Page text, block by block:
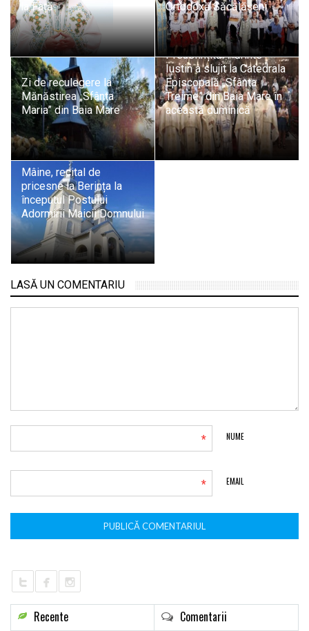
la Față
Ortodoxă Săcălășeni
Zi de reculegere la
Mănăstirea „Sfânta
Maria” din Baia Mare
Preasfințitul Părinte
Iustin a slujit la Catedrala
Episcopală „Sfânta
Treime” din Baia Mare în
această duminică
Mâine, recital de
pricesne la Berința la
începutul Postului
Adormirii Maicii Domnului
LASĂ UN COMENTARIU
NUME
*
EMAIL
*
Recente Comentarii